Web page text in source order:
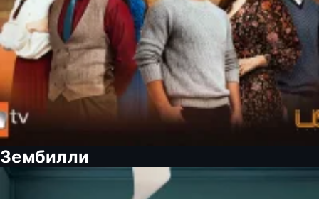
Зембилли